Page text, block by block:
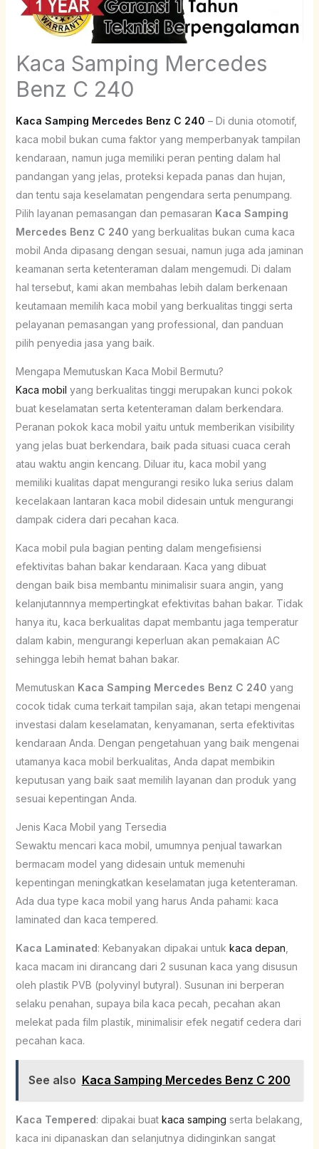
Kaca Samping Mercedes
Benz C 240
Kaca Samping Mercedes Benz C 240 – Di dunia otomotif,
kaca mobil bukan cuma faktor yang memperbanyak tampilan
kendaraan, namun juga memiliki peran penting dalam hal
pandangan yang jelas, proteksi kepada panas dan hujan,
dan tentu saja keselamatan pengendara serta penumpang.
Pilih layanan pemasangan dan pemasaran Kaca Samping
Mercedes Benz C 240 yang berkualitas bukan cuma kaca
mobil Anda dipasang dengan sesuai, namun juga ada jaminan
keamanan serta ketenteraman dalam mengemudi. Di dalam
hal tersebut, kami akan membahas lebih dalam berkenaan
keutamaan memilih kaca mobil yang berkualitas tinggi serta
pelayanan pemasangan yang professional, dan panduan
pilih penyedia jasa yang baik.
Mengapa Memutuskan Kaca Mobil Bermutu?
Kaca mobil yang berkualitas tinggi merupakan kunci pokok
buat keselamatan serta ketenteraman dalam berkendara.
Peranan pokok kaca mobil yaitu untuk memberikan visibility
yang jelas buat berkendara, baik pada situasi cuaca cerah
atau waktu angin kencang. Diluar itu, kaca mobil yang
memiliki kualitas dapat mengurangi resiko luka serius dalam
kecelakaan lantaran kaca mobil didesain untuk mengurangi
dampak cidera dari pecahan kaca.
Kaca mobil pula bagian penting dalam mengefisiensi
efektivitas bahan bakar kendaraan. Kaca yang dibuat
dengan baik bisa membantu minimalisir suara angin, yang
kelanjutannnya mempertingkat efektivitas bahan bakar. Tidak
hanya itu, kaca berkualitas dapat membantu jaga temperatur
dalam kabin, mengurangi keperluan akan pemakaian AC
sehingga lebih hemat bahan bakar.
Memutuskan Kaca Samping Mercedes Benz C 240 yang
cocok tidak cuma terkait tampilan saja, akan tetapi mengenai
investasi dalam keselamatan, kenyamanan, serta efektivitas
kendaraan Anda. Dengan pengetahuan yang baik mengenai
utamanya kaca mobil berkualitas, Anda dapat membikin
keputusan yang baik saat memilih layanan dan produk yang
sesuai kepentingan Anda.
Jenis Kaca Mobil yang Tersedia
Sewaktu mencari kaca mobil, umumnya penjual tawarkan
bermacam model yang didesain untuk memenuhi
kepentingan meningkatkan keselamatan juga ketenteraman.
Ada dua type kaca mobil yang harus Anda pahami: kaca
laminated dan kaca tempered.
Kaca Laminated: Kebanyakan dipakai untuk kaca depan
kaca macam ini dirancang dari 2 susunan kaca yang disusun
oleh plastik PVB (polyvinyl butyral). Susunan ini berperan
selaku penahan, supaya bila kaca pecah, pecahan akan
melekat pada film plastik, minimalisir efek negatif cedera dari
pecahan kaca.
See also Kaca Samping Mercedes Benz C 200
Kaca Tempered: dipakai buat kaca samping serta belakang,
kaca ini dipanaskan dan selanjutnya didinginkan sangat